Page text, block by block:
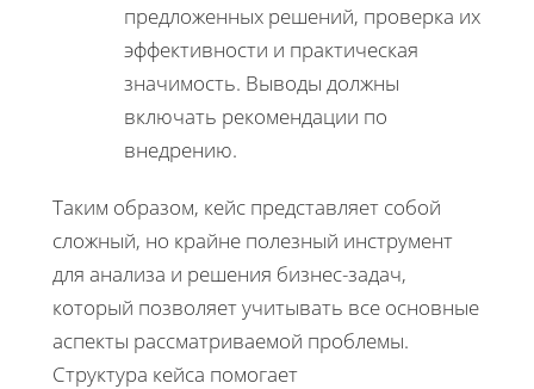
предложенных решений, проверка их
эффективности и практическая
значимость. Выводы должны
включать рекомендации по
внедрению.
Таким образом, кейс представляет собой
сложный, но крайне полезный инструмент
для анализа и решения бизнес-задач,
который позволяет учитывать все основные
аспекты рассматриваемой проблемы.
Структура кейса помогает